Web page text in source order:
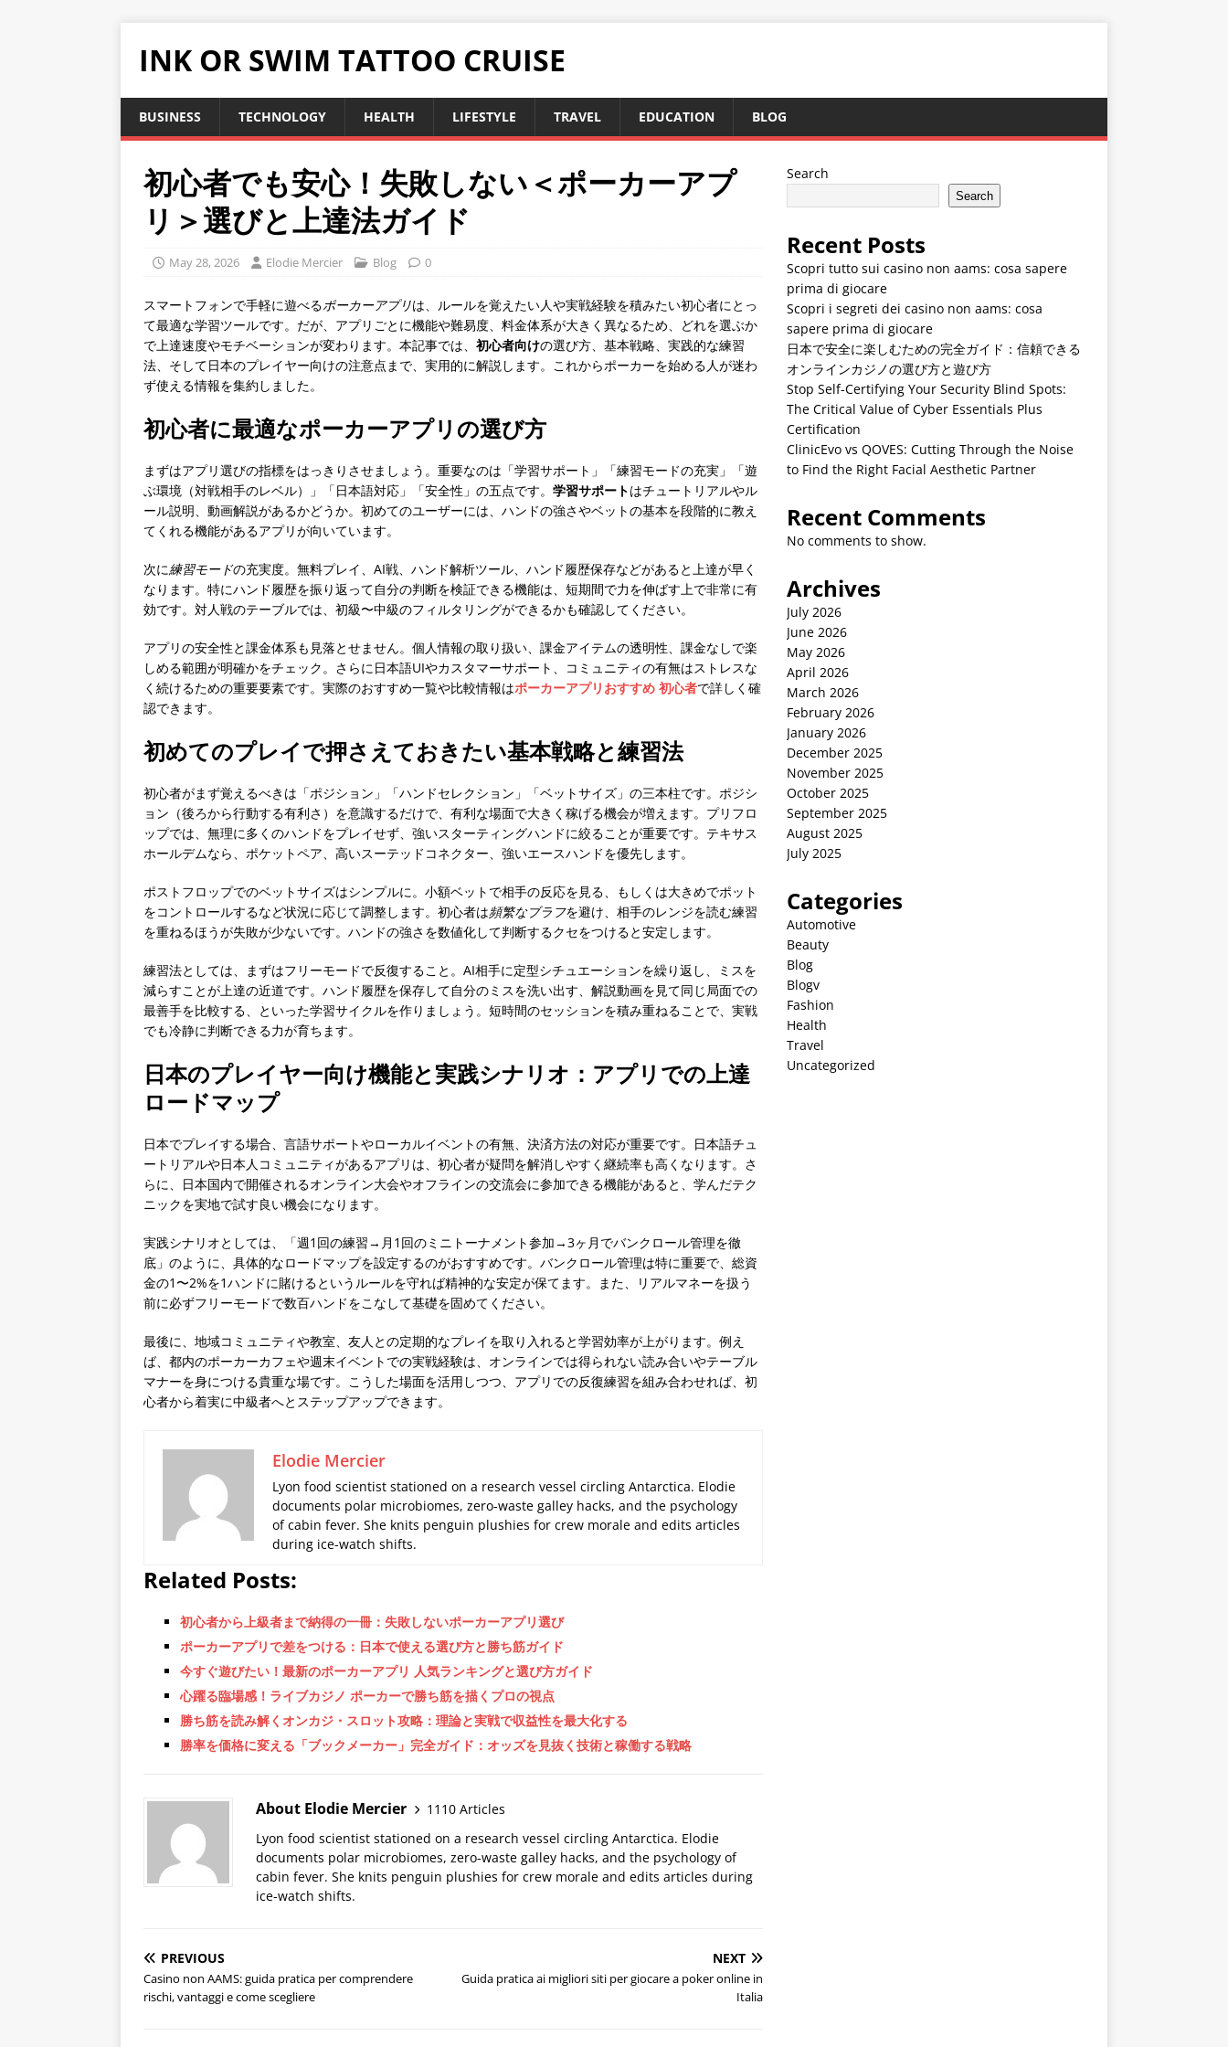
INK OR SWIM TATTOO CRUISE
BUSINESS TECHNOLOGY HEALTH LIFESTYLE TRAVEL EDUCATION BLOG
初心者でも安心！失敗しない＜ポーカーアプ
リ＞選びと上達法ガイド
May 28, 2026 Elodie Mercier Blog 0
スマートフォンで手軽に遊べるポーカーアプリは、ルールを覚えたい人や実戦経験を積みたい初心者にとっ
て最適な学習ツールです。だが、アプリごとに機能や難易度、料金体系が大きく異なるため、どれを選ぶか
で上達速度やモチベーションが変わります。本記事では、 初心者向けの選び方、基本戦略、実践的な練習
法、そして日本のプレイヤー向けの注意点まで、実用的に解説します。これからポーカーを始める人が迷わ
ず使える情報を集約しました。
初心者に最適なポーカーアプリの選び方
まずはアプリ選びの指標をはっきりさせましょう。重要なのは「学習サポート」「練習モードの充実」「遊
ぶ環境（対戦相手のレベル）」「日本語対応」「安全性」の五点です。 学習サポートはチュートリアルやル
ール説明、動画解説があるかどうか。初めてのユーザーには、ハンドの強さやベットの基本を段階的に教え
てくれる機能があるアプリが向いています。
次に練習モードの充実度。無料プレイ、AI戦、ハンド解析ツール、ハンド履歴保存などがあると上達が早く
なります。特にハンド履歴を振り返って自分の判断を検証できる機能は、短期間で力を伸ばす上で非常に有
効です。対人戦のテーブルでは、初級〜中級のフィルタリングができるかも確認してください。
アプリの安全性と課金体系も見落とせません。個人情報の取り扱い、課金アイテムの透明性、課金なしで楽
しめる範囲が明確かをチェック。さらに日本語UIやカスタマーサポート、コミュニティの有無はストレスな
く続けるための重要要素です。実際のおすすめ一覧や比較情報はポーカーアプリおすすめ 初心者で詳しく確
認できます。
初めてのプレイで押さえておきたい基本戦略と練習法
初心者がまず覚えるべきは「ポジション」「ハンドセレクション」「ベットサイズ」の三本柱です。ポジシ
ョン（後ろから行動する有利さ）を意識するだけで、有利な場面で大きく稼げる機会が増えます。プリフロ
ップでは、無理に多くのハンドをプレイせず、強いスターティングハンドに絞ることが重要です。テキサス
ホールデムなら、ポケットペア、高いスーテッドコネクター、強いエースハンドを優先します。
ポストフロップでのベットサイズはシンプルに。小額ベットで相手の反応を見る、もしくは大きめでポット
をコントロールするなど状況に応じて調整します。初心者は頻繁なブラフを避け、相手のレンジを読む練習
を重ねるほうが失敗が少ないです。ハンドの強さを数値化して判断するクセをつけると安定します。
練習法としては、まずはフリーモードで反復すること。AI相手に定型シチュエーションを繰り返し、ミスを
減らすことが上達の近道です。ハンド履歴を保存して自分のミスを洗い出す、解説動画を見て同じ局面での
最善手を比較する、といった学習サイクルを作りましょう。短時間のセッションを積み重ねることで、実戦
でも冷静に判断できる力が育ちます。
日本のプレイヤー向け機能と実践シナリオ：アプリでの上達
ロードマップ
日本でプレイする場合、言語サポートやローカルイベントの有無、決済方法の対応が重要です。日本語チュ
ートリアルや日本人コミュニティがあるアプリは、初心者が疑問を解消しやすく継続率も高くなります。さ
らに、日本国内で開催されるオンライン大会やオフラインの交流会に参加できる機能があると、学んだテク
ニックを実地で試す良い機会になります。
実践シナリオとしては、「週1回の練習→月1回のミニトーナメント参加→3ヶ月でバンクロール管理を徹
底」のように、具体的なロードマップを設定するのがおすすめです。バンクロール管理は特に重要で、総資
金の1〜2%を1ハンドに賭けるというルールを守れば精神的な安定が保てます。また、リアルマネーを扱う
前に必ずフリーモードで数百ハンドをこなして基礎を固めてください。
最後に、地域コミュニティや教室、友人との定期的なプレイを取り入れると学習効率が上がります。例え
ば、都内のポーカーカフェや週末イベントでの実戦経験は、オンラインでは得られない読み合いやテーブル
マナーを身につける貴重な場です。こうした場面を活用しつつ、アプリでの反復練習を組み合わせれば、初
心者から着実に中級者へとステップアップできます。
Elodie Mercier
Lyon food scientist stationed on a research vessel circling Antarctica. Elodie
documents polar microbiomes, zero-waste galley hacks, and the psychology
of cabin fever. She knits penguin plushies for crew morale and edits articles
during ice-watch shifts.
Related Posts:
初心者から上級者まで納得の一冊：失敗しないポーカーアプリ選び
ポーカーアプリで差をつける：日本で使える選び方と勝ち筋ガイド
今すぐ遊びたい！最新のポーカーアプリ 人気ランキングと選び方ガイド
心躍る臨場感！ライブカジノ ポーカーで勝ち筋を描くプロの視点
勝ち筋を読み解くオンカジ・スロット攻略：理論と実戦で収益性を最大化する
勝率を価格に変える「ブックメーカー」完全ガイド：オッズを見抜く技術と稼働する戦略
About Elodie Mercier
1110 Articles
Lyon food scientist stationed on a research vessel circling Antarctica. Elodie
documents polar microbiomes, zero-waste galley hacks, and the psychology of
cabin fever. She knits penguin plushies for crew morale and edits articles during
ice-watch shifts.
PREVIOUS
Casino non AAMS: guida pratica per comprendere
rischi, vantaggi e come scegliere
NEXT
Guida pratica ai migliori siti per giocare a poker online in
Italia
Search
Search
Recent Posts
Scopri tutto sui casino non aams: cosa sapere
prima di giocare
Scopri i segreti dei casino non aams: cosa
sapere prima di giocare
日本で安全に楽しむための完全ガイド：信頼できる
オンラインカジノの選び方と遊び方
Stop Self-Certifying Your Security Blind Spots:
The Critical Value of Cyber Essentials Plus
Certification
ClinicEvo vs QOVES: Cutting Through the Noise
to Find the Right Facial Aesthetic Partner
Recent Comments
No comments to show.
Archives
July 2026
June 2026
May 2026
April 2026
March 2026
February 2026
January 2026
December 2025
November 2025
October 2025
September 2025
August 2025
July 2025
Categories
Automotive
Beauty
Blog
Blogv
Fashion
Health
Travel
Uncategorized